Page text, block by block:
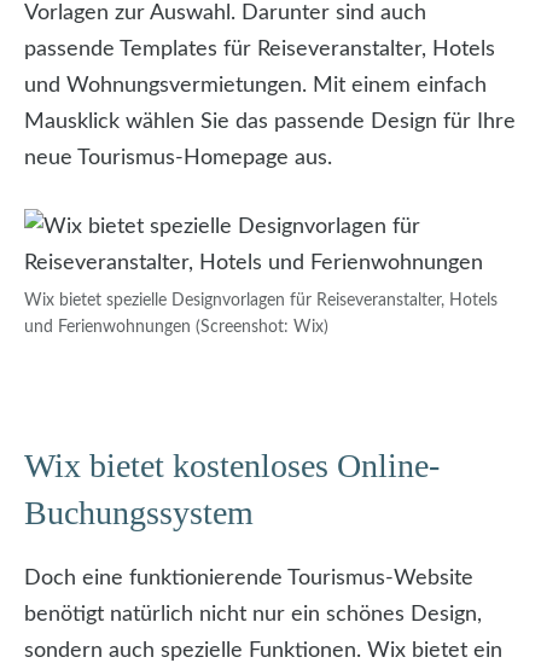
Vorlagen zur Auswahl. Darunter sind auch
passende Templates für Reiseveranstalter, Hotels
und Wohnungsvermietungen. Mit einem einfach
Mausklick wählen Sie das passende Design für Ihre
neue Tourismus-Homepage aus.
Wix bietet spezielle Designvorlagen für Reiseveranstalter, Hotels
und Ferienwohnungen (Screenshot: Wix)
Wix bietet kostenloses Online-
Buchungssystem
Doch eine funktionierende Tourismus-Website
benötigt natürlich nicht nur ein schönes Design,
sondern auch spezielle Funktionen. Wix bietet ein